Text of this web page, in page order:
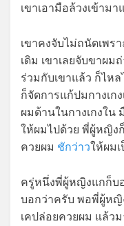
เขาเอามือล้วงเข้าม
เขาคงจับไม่ถนัดเพ
เดิม เขาเลยจับขาผ
ร่วมกับเขาแล้ว ก็ไห
ก็จัดการแก้ปมกางเก
ผมด้านในกางเกงใน
ให้ผมไปด้วย พี่ผู้หญิง
ควยผม ชักว่าวให้ผม
ครู่หนึ่งพี่ผู้หญิงแกก็บ
บอกว่าครับ พอพี่ผู้หญิ
เคปล่อยควยผม แล้วม